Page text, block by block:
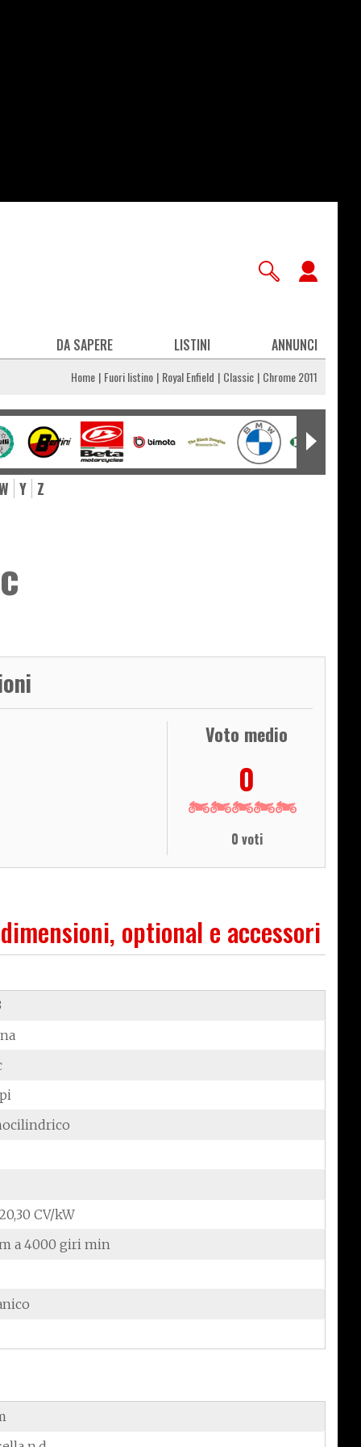
DA SAPERE LISTINI ANNUNCI
Home Fuori listino Royal Enfield Classic Chrome 2011
Y Z
Voto medio
0
0 voti
optional e accessori
CV/kW
a 4000 giri min